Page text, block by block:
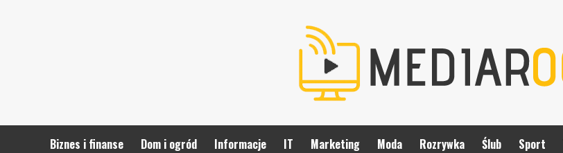
Biznes i finanse Dom i ogród Informacje IT Marketing Moda Rozrywka Ślub Sport